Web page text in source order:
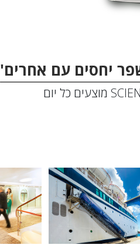
יחסים עם אחרים'